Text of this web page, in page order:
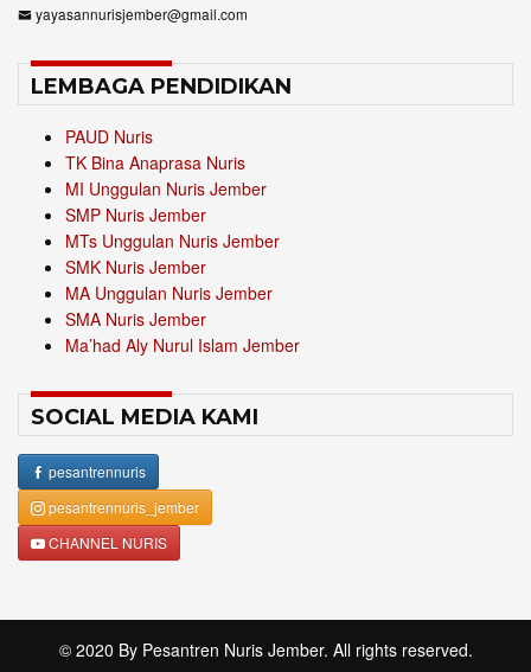
yayasannurisjember@gmail.com
LEMBAGA PENDIDIKAN
PAUD Nuris
TK Bina Anaprasa Nuris
MI Unggulan Nuris Jember
SMP Nuris Jember
MTs Unggulan Nuris Jember
SMK Nuris Jember
MA Unggulan Nuris Jember
SMA Nuris Jember
Ma’had Aly Nurul Islam Jember
SOCIAL MEDIA KAMI
pesantrennuris
pesantrennuris_jember
CHANNEL NURIS
© 2020 By Pesantren Nuris Jember. All rights reserved.